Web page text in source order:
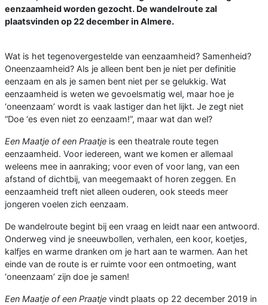
eenzaamheid worden gezocht. De wandelroute zal
plaatsvinden op 22 december in Almere.
Wat is het tegenovergestelde van eenzaamheid? Samenheid?
Oneenzaamheid? Als je alleen bent ben je niet per definitie
eenzaam en als je samen bent niet per se gelukkig. Wat
eenzaamheid is weten we gevoelsmatig wel, maar hoe je
‘oneenzaam’ wordt is vaak lastiger dan het lijkt. Je zegt niet
“Doe ‘es even niet zo eenzaam!”, maar wat dan wel?
Een Maatje of een Praatje is een theatrale route tegen
eenzaamheid. Voor iedereen, want we komen er allemaal
weleens mee in aanraking; voor even of voor lang, van een
afstand of dichtbij, van meegemaakt of horen zeggen. En
eenzaamheid treft niet alleen ouderen, ook steeds meer
jongeren voelen zich eenzaam.
De wandelroute begint bij een vraag en leidt naar een antwoord.
Onderweg vind je sneeuwbollen, verhalen, een koor, koetjes,
kalfjes en warme dranken om je hart aan te warmen. Aan het
einde van de route is er ruimte voor een ontmoeting, want
‘oneenzaam’ zijn doe je samen!
Een Maatje of een Praatje vindt plaats op 22 december 2019 in